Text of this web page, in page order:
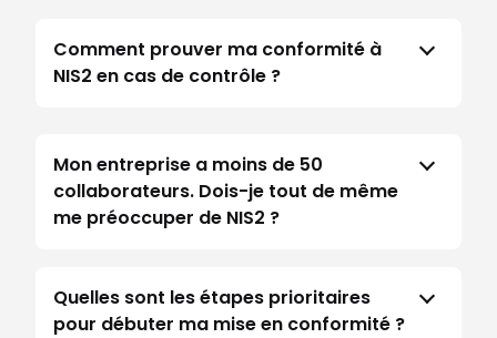
Comment prouver ma conformité à
NIS2 en cas de contrôle ?
Mon entreprise a moins de 50
collaborateurs. Dois-je tout de même
me préoccuper de NIS2 ?
Quelles sont les étapes prioritaires
pour débuter ma mise en conformité ?